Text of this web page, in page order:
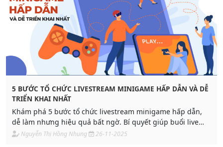
5 BƯỚC TỔ CHỨC LIVESTREAM MINIGAME HẤP DẪN VÀ DỄ
TRIỂN KHAI NHẤT
Khám phá 5 bước tổ chức livestream minigame hấp dẫn,
dễ làm nhưng hiệu quả bất ngờ. Bí quyết giúp buổi live
“cháy comment, bùng doanh số” cùng Adpia
Nguyễn Thị Hồng Nhung 26-11-2025